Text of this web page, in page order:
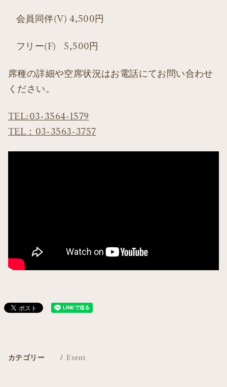
会員同伴(V) 4,500円
フリー(F) 5,500円
席種の詳細や空席状況はお電話にてお問い合わせ
ください。
TEL:03-3564-1579
TEL：03-3563-3757
カテゴリー Event